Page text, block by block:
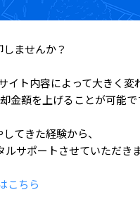
ませんか？
イト内容によって大きく変
金額を上げることが可能で
てきた経験から、
ルサポートさせていただき
こちら